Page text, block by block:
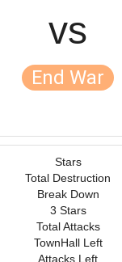
vs
End War
Stars
Total Destruction
Break Down
3 Stars
Total Attacks
TownHall Left
Attacks Left